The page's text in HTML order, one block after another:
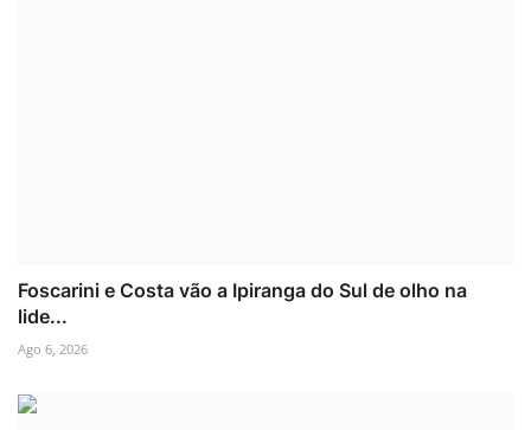
Foscarini e Costa vão a Ipiranga do Sul de olho na
lide...
Ago 6, 2026